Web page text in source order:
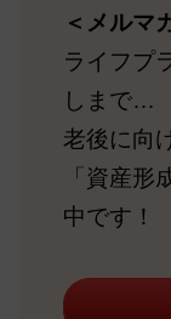
＜メルマ
ライフプ
しまで…
老後に向
「資産形
中です！